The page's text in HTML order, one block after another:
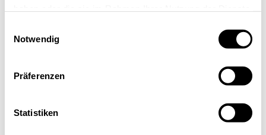
Notwendig
Präferenzen
Statistiken
9. Treffen „Netzwerk Digital Rhein-